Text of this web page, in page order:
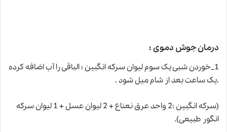
درمان جوش دموی :
1_خوردن شبی یک سوم لیوان سرکه انگبین ؛ الباقی را آب اضافه کرده
.یک ساعت بعد از شام میل شود .
(سرکه انگبین :2 واحد عرق نعناع + 2 لیوان عسل + 1 لیوان سرکه
انگور طبیعی).